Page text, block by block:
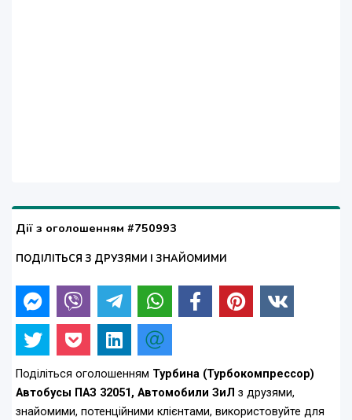
Дії з оголошенням #750993
ПОДІЛІТЬСЯ З ДРУЗЯМИ І ЗНАЙОМИМИ
Поділіться оголошенням Турбина (Турбокомпрессор)
Автобусы ПАЗ 32051, Автомобили ЗиЛ з друзями,
знайомими, потенційними клієнтами, використовуйте для